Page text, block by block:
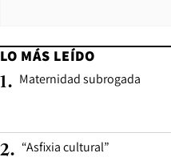
LO MÁS LEÍDO
1. Maternidad subrogada
2. “Asfixia cultural”